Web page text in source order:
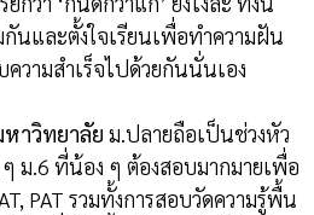
กันและตั้งใจเรียนเพื่อทำความฝัน
วามสำเร็จไปด้วยกันนั่นเอง
หาวิทยาลัย ม.ปลายถือเป็นช่วงหัว
ม.6 ที่น้อง ๆ ต้องสอบมากมายเพื่อ
PAT รวมทั้งการสอบวัดความรู้พื้น